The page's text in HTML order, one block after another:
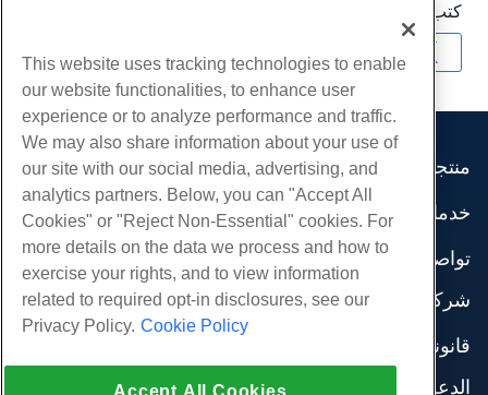
كتب بواسطة
منتجات
استضافة الموقع
استضافة الأعمال
موزع استضافة
موزع العلامة البيضاء
إدارة لينكس VPS
لينكس غير المدارة VPS
خدمات
هجرات الموقع
تواصل اجتماعي
وثائق المنتج
مدونة
شركة
اتصل بنا
مراكز البيانات
قانوني
شروط الخدمة
الدعم
This website uses tracking technologies to enable
our website functionalities, to enhance user
experience or to analyze performance and traffic.
We may also share information about your use of
our site with our social media, advertising, and
analytics partners. Below, you can "Accept All
Cookies" or "Reject Non-Essential" cookies. For
more details on the data we process and how to
exercise your rights, and to view information
related to required opt-in disclosures, see our
Privacy Policy. Cookie Policy